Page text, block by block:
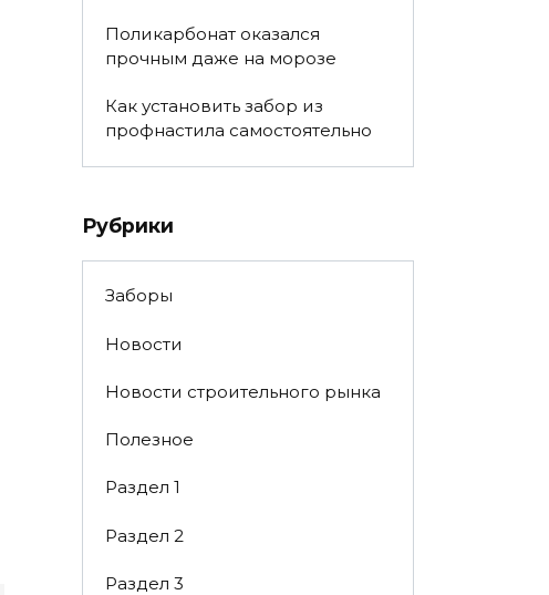
Поликарбонат оказался
прочным даже на морозе
Как установить забор из
профнастила самостоятельно
Рубрики
Заборы
Новости
Новости строительного рынка
Полезное
Раздел 1
Раздел 2
Раздел 3